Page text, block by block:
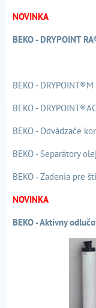
NOVINKA
BEKO - DRYPOINT
BEKO -
BEKO - DRYPOINT®AC
BEKO - Odvádzače
BEKO - Separátory
BEKO - Zadenia pre
NOVINKA
BEKO - Aktívny